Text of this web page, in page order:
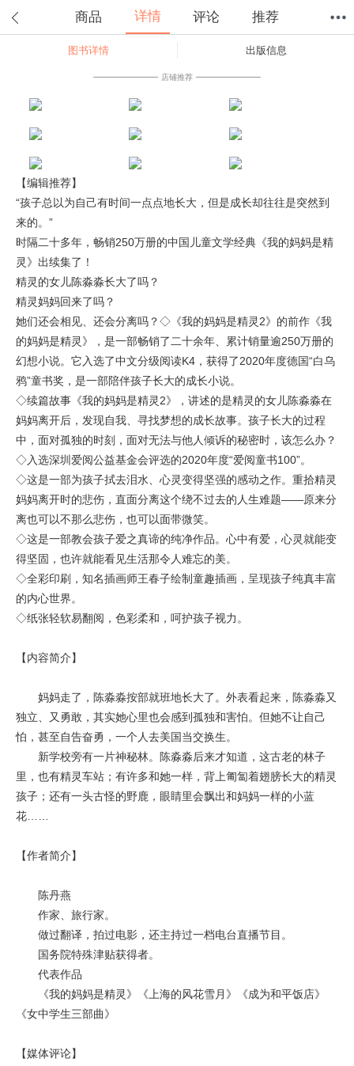
商品 详情 评论 推荐
图书详情 出版信息
店铺推荐
【编辑推荐】
“孩子总以为自己有时间一点点地长大，但是成长却往往是突然到
来的。”
时隔二十多年，畅销250万册的中国儿童文学经典《我的妈妈是精
灵》出续集了！
精灵的女儿陈淼淼长大了吗？
精灵妈妈回来了吗？
她们还会相见、还会分离吗？◇《我的妈妈是精灵2》的前作《我
的妈妈是精灵》，是一部畅销了二十余年、累计销量逾250万册的
幻想小说。它入选了中文分级阅读K4，获得了2020年度德国“白乌
鸦”童书奖，是一部陪伴孩子长大的成长小说。
◇续篇故事《我的妈妈是精灵2》，讲述的是精灵的女儿陈淼淼在
妈妈离开后，发现自我、寻找梦想的成长故事。孩子长大的过程
中，面对孤独的时刻，面对无法与他人倾诉的秘密时，该怎么办？
◇入选深圳爱阅公益基金会评选的2020年度“爱阅童书100”。
◇这是一部为孩子拭去泪水、心灵变得坚强的感动之作。重拾精灵
妈妈离开时的悲伤，直面分离这个绕不过去的人生难题——原来分
离也可以不那么悲伤，也可以面带微笑。
◇这是一部教会孩子爱之真谛的纯净作品。心中有爱，心灵就能变
得坚固，也许就能看见生活那令人难忘的美。
◇全彩印刷，知名插画师王春子绘制童趣插画，呈现孩子纯真丰富
的内心世界。
◇纸张轻软易翻阅，色彩柔和，呵护孩子视力。
【内容简介】
妈妈走了，陈淼淼按部就班地长大了。外表看起来，陈淼淼又
独立、又勇敢，其实她心里也会感到孤独和害怕。但她不让自己
怕，甚至自告奋勇，一个人去美国当交换生。
新学校旁有一片神秘林。陈淼淼后来才知道，这古老的林子
里，也有精灵车站；有许多和她一样，背上匍匐着翅膀长大的精灵
孩子；还有一头古怪的野鹿，眼睛里会飘出和妈妈一样的小蓝
花……
【作者简介】
陈丹燕
作家、旅行家。
做过翻译，拍过电影，还主持过一档电台直播节目。
国务院特殊津贴获得者。
代表作品
《我的妈妈是精灵》《上海的风花雪月》《成为和平饭店》
《女中学生三部曲》
【媒体评论】